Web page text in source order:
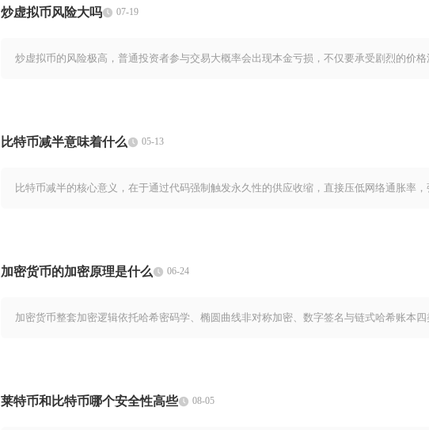
炒虚拟币风险大吗 07-19
炒虚拟币的风险极高，普通投资者参与交易大概率会出现本金亏损，不仅要承受剧烈的价
比特币减半意味着什么 05-13
比特币减半的核心意义，在于通过代码强制触发永久性的供应收缩，直接压低网络通胀率
加密货币的加密原理是什么 06-24
加密货币整套加密逻辑依托哈希密码学、椭圆曲线非对称加密、数字签名与链式哈希账本
莱特币和比特币哪个安全性高些 08-05